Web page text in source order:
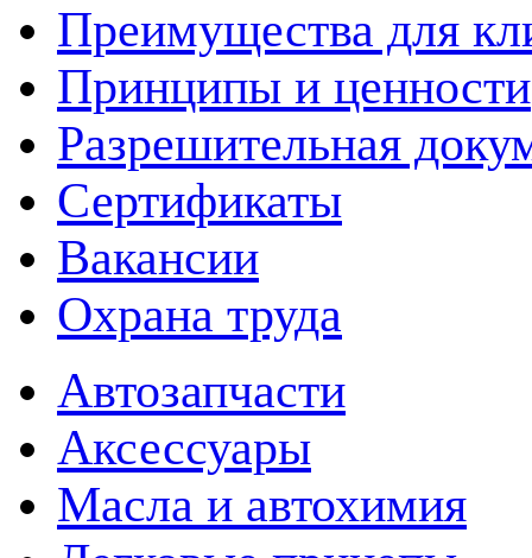
Преимущества для
Принципы и ценности
Разрешительная
Сертификаты
Вакансии
Охрана труда
Автозапчасти
Аксессуары
Масла и автохимия